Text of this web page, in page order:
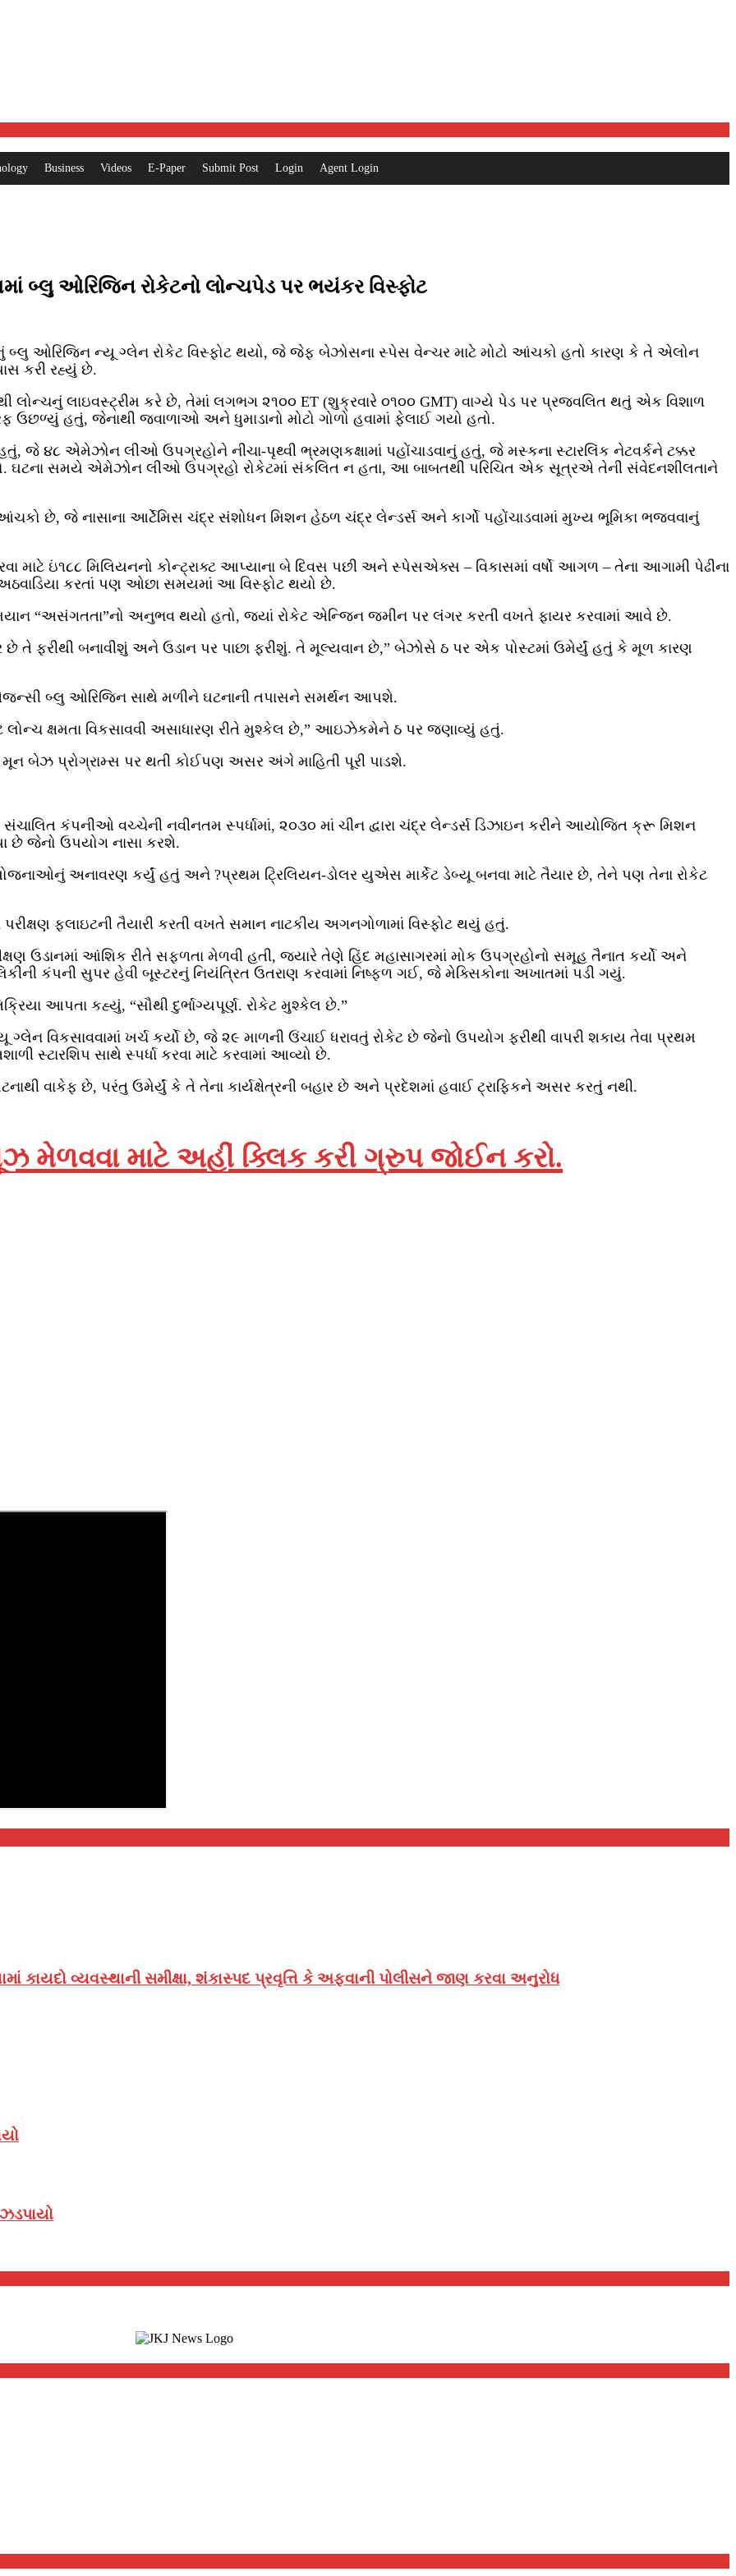
Business Videos E-Paper Submit Post Login Agent Login
બ્લુ ઓરિજિન રોકેટનો લોન્ચપેડ પર ભયંકર વિસ્ફોટ
બ્લુ ઓરિજિન ન્યૂ ગ્લેન રોકેટ વિસ્ફોટ થયો, જે જેફ બેઝોસના સ્પેસ વેન્ચર માટે મોટો આંચકો હતો કારણ કે તે એલોન
કરી રહ્યું છે.
લોન્ચનું લાઇવસ્ટ્રીમ કરે છે, તેમાં લગભગ ૨૧૦૦ ET (શુક્રવારે ૦૧૦૦ GMT) વાગ્યે પેડ પર પ્રજ્વલિત થતું એક વિશાળ
ઉછળ્યું હતું, જેનાથી જ્વાળાઓ અને ધુમાડાનો મોટો ગોળો હવામાં ફેલાઈ ગયો હતો.
જે ૪૮ એમેઝોન લીઓ ઉપગ્રહોને નીચા-પૃથ્વી ભ્રમણકક્ષામાં પહોંચાડવાનું હતું, જે મસ્કના સ્ટારલિંક નેટવર્કને ટક્કર
ઘટના સમયે એમેઝોન લીઓ ઉપગ્રહો રોકેટમાં સંકલિત ન હતા, આ બાબતથી પરિચિત એક સૂત્રએ તેની સંવેદનશીલતાને
છે, જે નાસાના આર્ટેમિસ ચંદ્ર સંશોધન મિશન હેઠળ ચંદ્ર લેન્ડર્સ અને કાર્ગો પહોંચાડવામાં મુખ્ય ભૂમિકા ભજવવાનું
માટે ઇં૧૮૮ મિલિયનનો કોન્ટ્રાક્ટ આપ્યાના બે દિવસ પછી અને સ્પેસએક્સ – વિકાસમાં વર્ષો આગળ – તેના આગામી પેઢીના
અઠવાડિયા કરતાં પણ ઓછા સમયમાં આ વિસ્ફોટ થયો છે.
“અસંગતતા”નો અનુભવ થયો હતો, જ્યાં રોકેટ એન્જિન જમીન પર લંગર કરતી વખતે ફાયર કરવામાં આવે છે.
ફરીથી બનાવીશું અને ઉડાન પર પાછા ફરીશું. તે મૂલ્યવાન છે,” બેઝોસે ઠ પર એક પોસ્ટમાં ઉમેર્યું હતું કે મૂળ કારણ
બ્લુ ઓરિજિન સાથે મળીને ઘટનાની તપાસને સમર્થન આપશે.
ક્ષમતા વિકસાવવી અસાધારણ રીતે મુશ્કેલ છે,” આઇઝેકમેને ઠ પર જણાવ્યું હતું.
પ્રોગ્રામ્સ પર થતી કોઈપણ અસર અંગે માહિતી પૂરી પાડશે.
કંપનીઓ વચ્ચેની નવીનતમ સ્પર્ધામાં, ૨૦૩૦ માં ચીન દ્વારા ચંદ્ર લેન્ડર્સ ડિઝાઇન કરીને આયોજિત ક્રૂ મિશન
છે જેનો ઉપયોગ નાસા કરશે.
અનાવરણ કર્યું હતું અને ?પ્રથમ ટ્રિલિયન-ડોલર યુએસ માર્કેટ ડેબ્યૂ બનવા માટે તૈયાર છે, તેને પણ તેના રોકેટ
ફ્લાઇટની તૈયારી કરતી વખતે સમાન નાટકીય અગનગોળામાં વિસ્ફોટ થયું હતું.
ઉડાનમાં આંશિક રીતે સફળતા મેળવી હતી, જ્યારે તેણે હિંદ મહાસાગરમાં મોક ઉપગ્રહોનો સમૂહ તૈનાત કર્યો અને
કંપની સુપર હેવી બૂસ્ટરનું નિયંત્રિત ઉતરાણ કરવામાં નિષ્ફળ ગઈ, જે મેક્સિકોના અખાતમાં પડી ગયું.
આપતા કહ્યું, “સૌથી દુર્ભાગ્યપૂર્ણ. રોકેટ મુશ્કેલ છે.”
ખર્ચ કર્યો છે, જે ૨૯ માળની ઉંચાઈ ધરાવતું રોકેટ છે જેનો ઉપયોગ ફરીથી વાપરી શકાય તેવા પ્રથમ
સ્ટારશિપ સાથે સ્પર્ધા કરવા માટે કરવામાં આવ્યો છે.
વાકેફ છે, પરંતુ ઉમેર્યું કે તે તેના કાર્યક્ષેત્રની બહાર છે અને પ્રદેશમાં હવાઈ ટ્રાફિકને અસર કરતું નથી.
મેળવવા માટે અહીં ક્લિક કરી ગ્રુપ જોઈન કરો.
કાયદો વ્યવસ્થાની સમીક્ષા, શંકાસ્પદ પ્રવૃત્તિ કે અફવાની પોલીસને જાણ કરવા અનુરોધ